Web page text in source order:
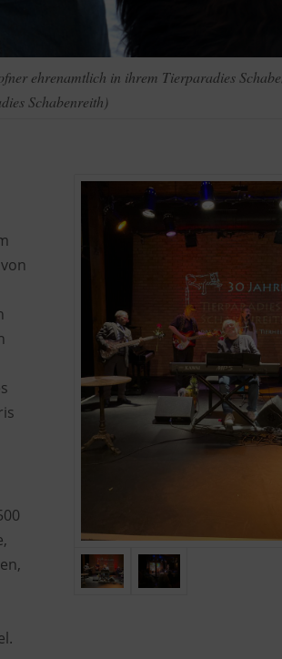
ehrenamtlich in ihrem Tierparadies
Schabenreith)